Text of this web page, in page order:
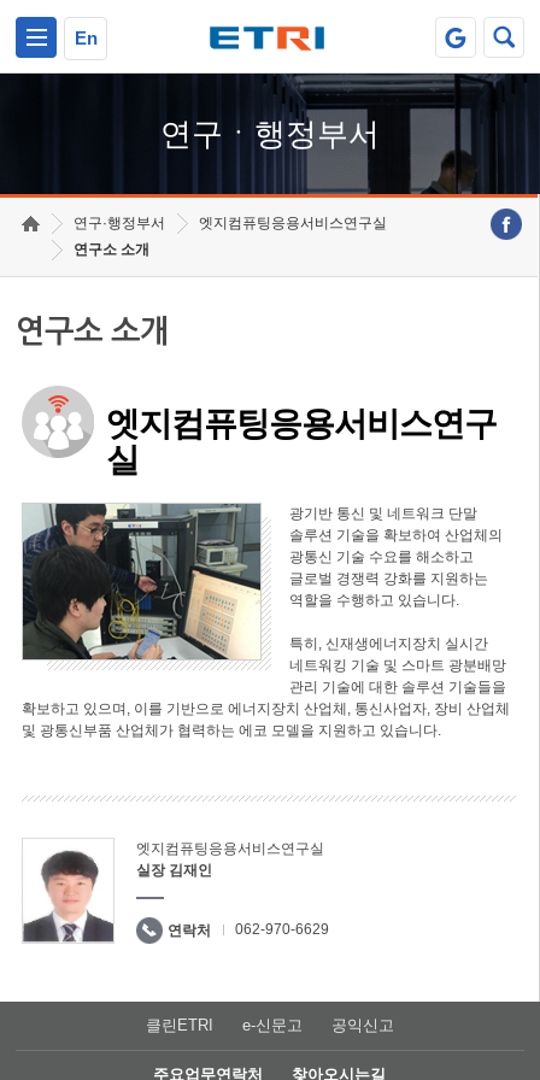
En
연구ㆍ행정부서
연구·행정부서
엣지컴퓨팅응용서비스연구실
연구소 소개
연구소 소개
엣지컴퓨팅응용서비스연구
실
광기반 통신 및 네트워크 단말
솔루션 기술을 확보하여 산업체의
광통신 기술 수요를 해소하고
글로벌 경쟁력 강화를 지원하는
역할을 수행하고 있습니다.
특히, 신재생에너지장치 실시간
네트워킹 기술 및 스마트 광분배망
관리 기술에 대한 솔루션 기술들을
확보하고 있으며, 이를 기반으로 에너지장치 산업체, 통신사업자, 장비 산업체
및 광통신부품 산업체가 협력하는 에코 모델을 지원하고 있습니다.
엣지컴퓨팅응용서비스연구실
실장 김재인
연락처 062-970-6629
클린ETRI e-신문고 공익신고
주요업무연락처 찾아오시는길